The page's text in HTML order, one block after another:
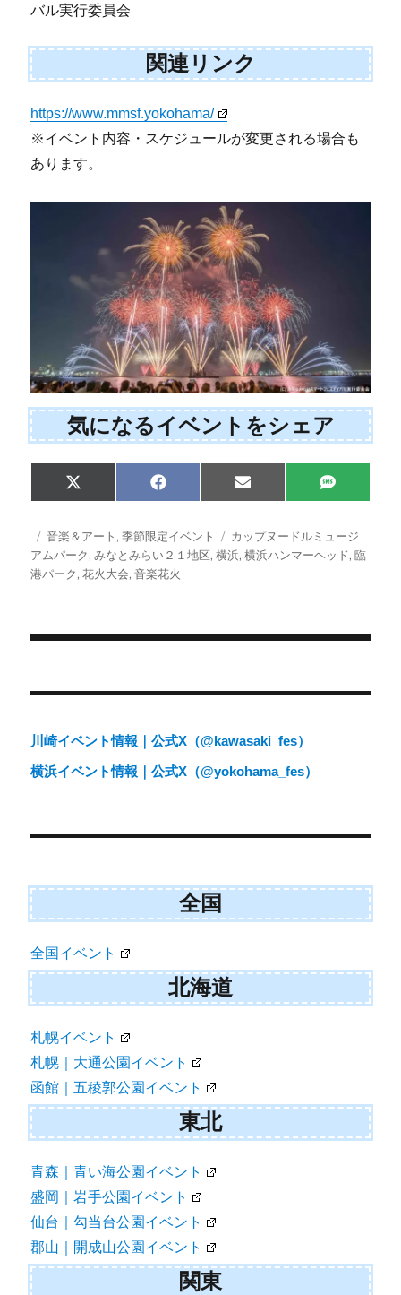
バル実行委員会
関連リンク
https://www.mmsf.yokohama/
※イベント内容・スケジュールが変更される場合も
あります。
気になるイベントをシェア
Share
on
X
(
w
i
t
t
Share
on
F
a
e
b
o
o
Share
on
E
m
l
Share
on
S
M
投
稿
日:
カ
テ
ゴ
音楽＆アート ,季節限定イベント
タ
グ
カップヌードルミュージ
アムパーク,みなとみらい２１地区,横浜,横浜ハンマーヘッド,臨
港パーク,花火大会,音楽花火
稿
ナ
ビ
ー
ョ
川崎イベント情報｜公式X（@kawasaki_fes）
横浜イベント情報｜公式X（@yokohama_fes）
全国
全国イベント
北海道
札幌イベント
札幌｜大通公園イベント
函館｜五稜郭公園イベント
東北
青森｜青い海公園イベント
盛岡｜岩手公園イベント
仙台｜勾当台公園イベント
郡山｜開成山公園イベント
関東